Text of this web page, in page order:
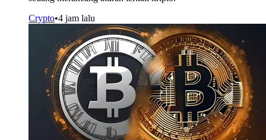
Crypto•4 jam lalu